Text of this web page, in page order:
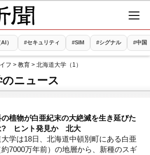
） #セキュリティ #SIM #シグナル #中国
フ > 教育 > 北海道大学（1）
ニュース
の植物が白亜紀末の大絶滅を生き延びた
? ヒント発見か 北大
学は18日、北海道中頓別町にある白亜
7000万年前）の地層から、新種のスギ